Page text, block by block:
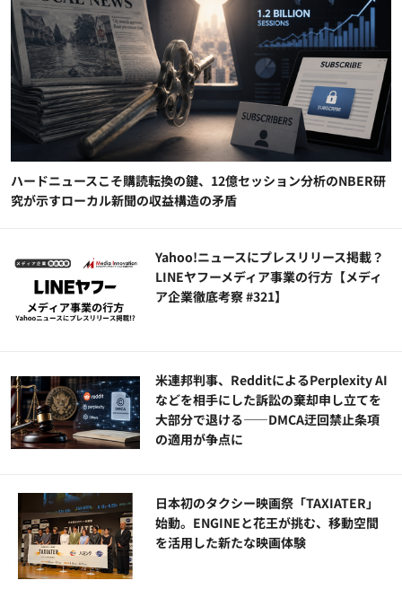
ハードニュースこそ購読転換の鍵、12億セッション分析のNBER研
究が示すローカル新聞の収益構造の矛盾
Yahoo!ニュースにプレスリリース掲載？
LINEヤフーメディア事業の行方【メディ
ア企業徹底考察 #321】
米連邦判事、RedditによるPerplexity AI
などを相手にした訴訟の棄却申し立てを
大部分で退ける——DMCA迂回禁止条項
の適用が争点に
日本初のタクシー映画祭「TAXIATER」
始動。ENGINEと花王が挑む、移動空間
を活用した新たな映画体験